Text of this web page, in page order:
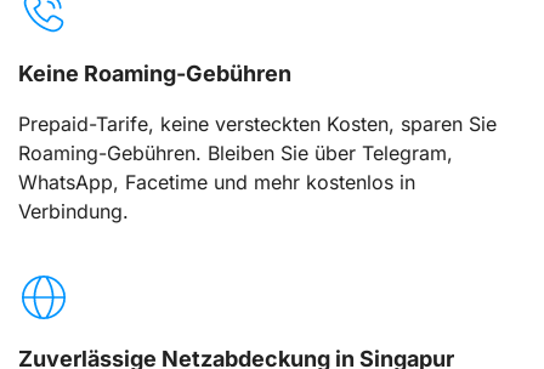
Keine Roaming-Gebühren
Prepaid-Tarife, keine versteckten Kosten, sparen Sie
Roaming-Gebühren. Bleiben Sie über Telegram,
WhatsApp, Facetime und mehr kostenlos in
Verbindung.
Zuverlässige Netzabdeckung in Singapur